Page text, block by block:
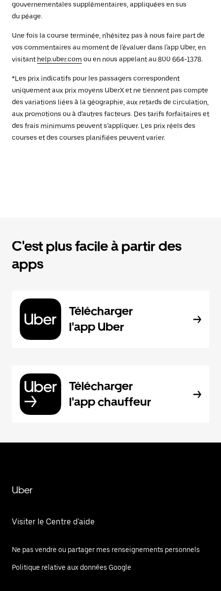
gouvernementales supplémentaires, appliquées en sus
du péage.
Une fois la course terminée, n'hésitez pas à nous faire part de
vos commentaires au moment de l'évaluer dans l'app Uber, en
visitant help.uber.com ou en nous appelant au 800 664-1378.
*Les prix indicatifs pour les passagers correspondent
uniquement aux prix moyens UberX et ne tiennent pas compte
des variations liées à la géographie, aux retards de circulation,
aux promotions ou à d’autres facteurs. Des tarifs forfaitaires et
des frais minimums peuvent s’appliquer. Les prix réels des
courses et des courses planifiées peuvent varier.
C'est plus facile à partir des
apps
Télécharger
l'app Uber
Télécharger
l'app chauffeur
Uber
Visiter le Centre d'aide
Ne pas vendre ou partager mes renseignements personnels
Politique relative aux données Google